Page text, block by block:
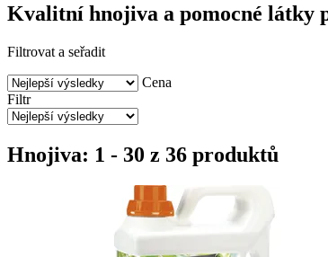
Kvalitní hnojiva a pomocné látky
Filtrovat a seřadit
Cena
Filtr
Hnojiva: 1 - 30 z 36 produktů